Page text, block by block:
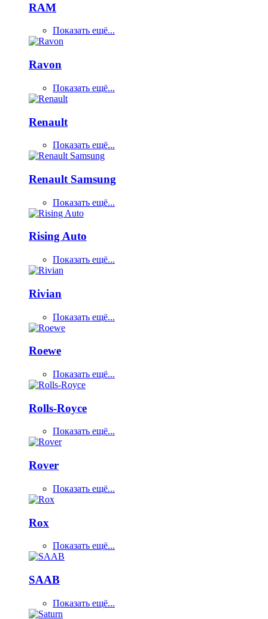
RAM
Показать ещё...
Ravon
Показать ещё...
Renault
Показать ещё...
Renault Samsung
Показать ещё...
Rising Auto
Показать ещё...
Rivian
Показать ещё...
Roewe
Показать ещё...
Rolls-Royce
Показать ещё...
Rover
Показать ещё...
Rox
Показать ещё...
SAAB
Показать ещё...